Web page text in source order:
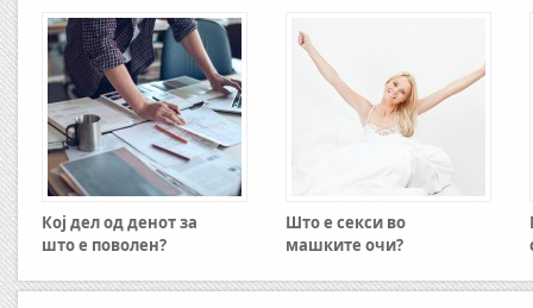
Кој дел од денот за
што е поволен?
Што е секси во
машките очи?